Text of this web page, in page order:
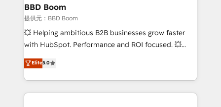
Custom APIs and third-party integrations 📈 End-to-
End Revenue Acceleration • Lifecycle marketing and
pipeline growth programs • Sales enablement tools
and CRM optimization • Retention strategies with
Execution • 750+ onboardings and 2,000+
implementations • Deep expertise across marketing,
BBD Boom
提供元：BBD Boom
💥 Helping ambitious B2B businesses grow faster
with HubSpot. Performance and ROI focused. 💥
BBD Boom is the HubSpot partner that can help you
to HubSpot Better. We work with your teams to
solve all your HubSpot challenges and improve user
adoption, sales process and marketing results.
Elite5.0